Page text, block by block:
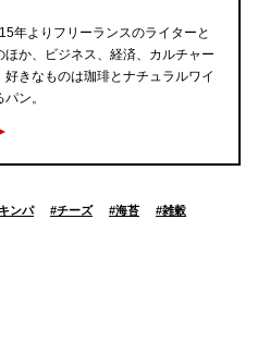
年よりフリーランスのライターと
か、ビジネス、経済、カルチャー
きなものは珈琲とナチュラルワイ
ン。
キンパ #チーズ #海苔 #雑穀